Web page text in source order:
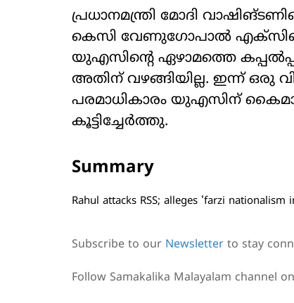
പ്രധാനമന്ത്രി മോദി
കെസി വേണുഗോപാല്‍
യുഎസിന്റെ ഏഴാമത്തെ
അതിന് വഴങ്ങിയില്ല. ഇന്ന് ഒരു
പരമാധികാരം യുഎസിന്
കൂട്ടിച്ചേര്‍ത്തു.
Summary
Rahul attacks RSS; alleges 'farzi
Subscribe to our Newsletter to stay
Follow Samakalika Malayalam channel on